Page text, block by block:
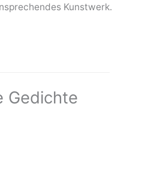
Kunstwerk.
Gedichte